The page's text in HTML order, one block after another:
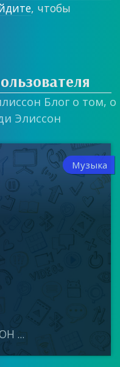
, чтобы
Блог о том, о
Элиссон
Музыка
...